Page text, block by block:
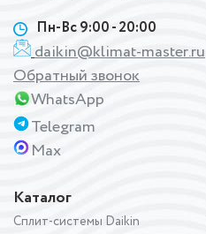
Каталог
Сплит-системы Daikin
Пн-Вс 9:00 - 20:00
daikin@klimat-master.ru
Обратный звонок
WhatsApp
Telegram
Max